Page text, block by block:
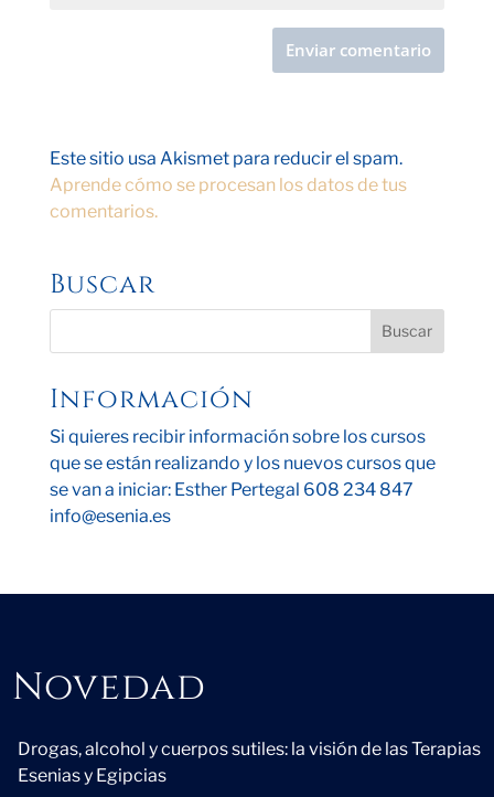
Este sitio usa Akismet para reducir el spam.
Aprende cómo se procesan los datos de tus
comentarios.
Buscar
Información
Si quieres recibir información sobre los cursos
que se están realizando y los nuevos cursos que
se van a iniciar: Esther Pertegal 608 234 847
info@esenia.es
Novedad
Novedad
Drogas, alcohol y cuerpos sutiles: la visión de las Terapias
Esenias y Egipcias